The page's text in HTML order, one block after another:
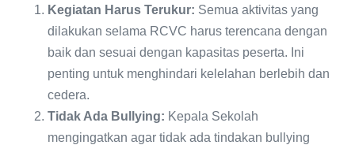
Kegiatan Harus Terukur: Semua aktivitas yang
dilakukan selama RCVC harus terencana dengan
baik dan sesuai dengan kapasitas peserta. Ini
penting untuk menghindari kelelahan berlebih dan
cedera.
Tidak Ada Bullying: Kepala Sekolah
mengingatkan agar tidak ada tindakan bullying